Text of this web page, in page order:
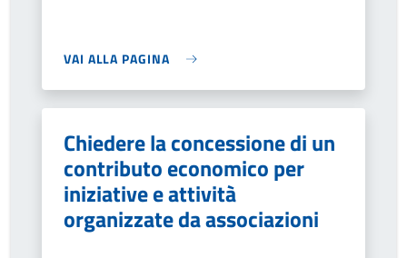
VAI ALLA PAGINA
Chiedere la concessione di un
contributo economico per
iniziative e attività
organizzate da associazioni